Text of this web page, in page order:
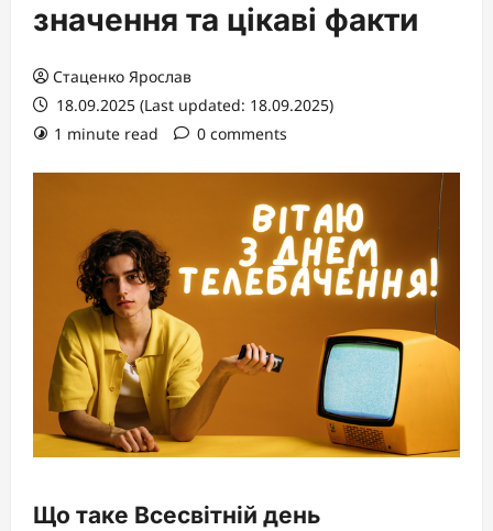
значення та цікаві факти
Стаценко Ярослав
18.09.2025 (Last updated: 18.09.2025)
1 minute read
0 comments
Що таке Всесвітній день